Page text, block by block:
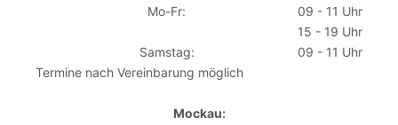
Mo-Fr:
09 - 11 Uhr
15 - 19 Uhr
Samstag:
09 - 11 Uhr
Termine nach Vereinbarung möglich
Mockau: